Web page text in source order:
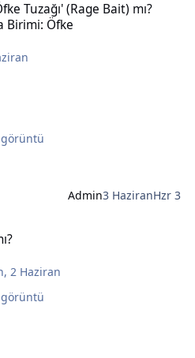
Tuzağı' (Rage Bait) mı?
Birimi: Öfke
Admin3 HaziranHzr 3
,2 Haziran